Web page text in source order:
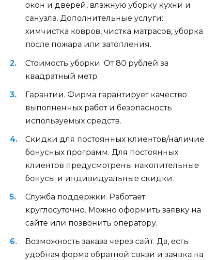
окон и дверей, влажную уборку кухни и
санузла. Дополнительные услуги:
химчистка ковров, чистка матрасов, уборка
после пожара или затопления.
Стоимость уборки. От 80 рублей за
квадратный метр.
Гарантии. Фирма гарантирует качество
выполненных работ и безопасность
используемых средств.
Скидки для постоянных клиентов/наличие
бонусных программ. Для постоянных
клиентов предусмотрены накопительные
бонусы и индивидуальные скидки.
Служба поддержки. Работает
круглосуточно. Можно оформить заявку на
сайте или позвонить оператору.
Возможность заказа через сайт. Да, есть
удобная форма обратной связи и заявка на